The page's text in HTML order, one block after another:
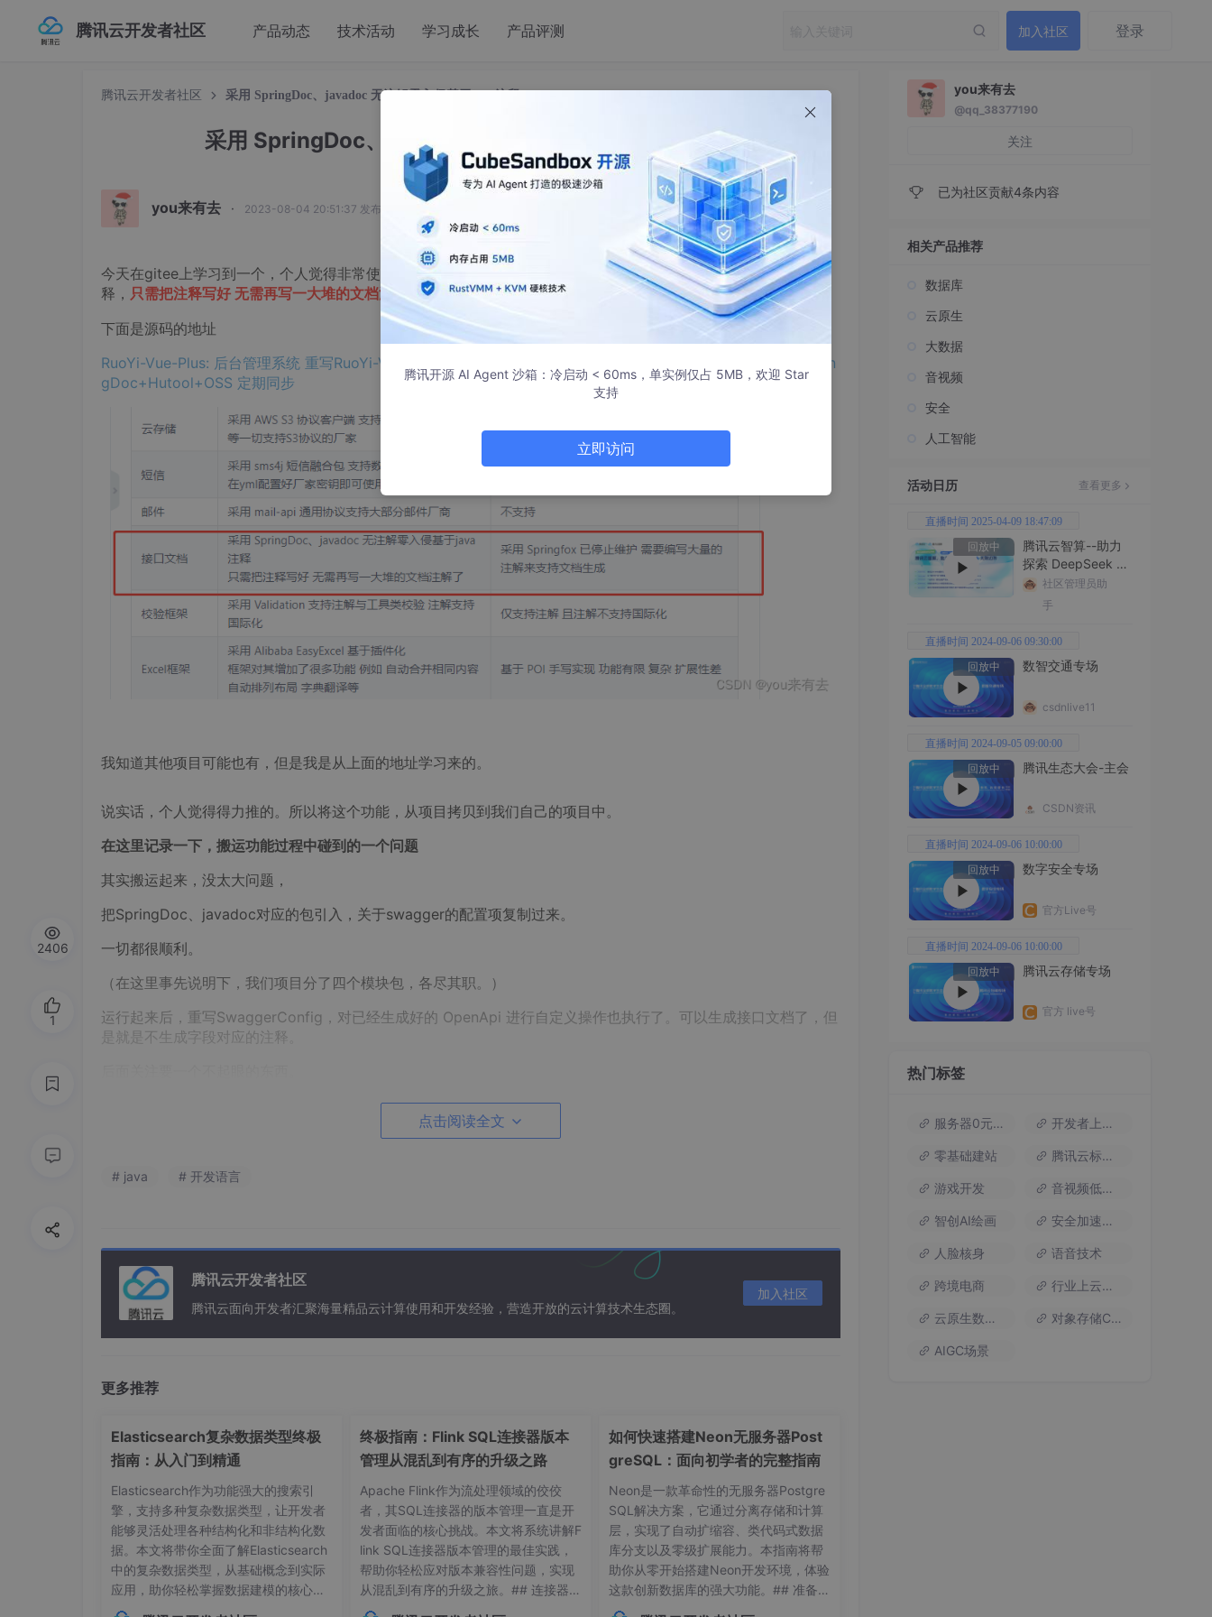
腾讯云开发者社区 产品动态 技术活动 学习成长 产品评测 加入社区 登录
腾讯云开发者社区 采用 SpringDoc、javadoc 无注解零入侵基于java注释
采用 SpringDoc、javadoc 无注解零入侵基于java注释
you来有去 · 2023-08-04 20:51:37 发布
今天在gitee上学习到一个，个人觉得非常使用的功能。就是采用 SpringDoc、javadoc 无注解零入侵基于java注
释， 只需把注释写好 无需再写一大堆的文档注解了。
下面是源码的地址
RuoYi-Vue-Plus: 后台管理系统 重写RuoYi-Vue所有功能 集成 Sa-Token+Mybatis-Plus+Jackson+Xxl-Job+Sprin
gDoc+Hutool+OSS 定期同步
我知道其他项目可能也有，但是我是从上面的地址学习来的。
说实话，个人觉得得力推的。所以将这个功能，从项目拷贝到我们自己的项目中。
在这里记录一下，搬运功能过程中碰到的一个问题
其实搬运起来，没太大问题，
把SpringDoc、javadoc对应的包引入，关于swagger的配置项复制过来。
一切都很顺利。
（在这里事先说明下，我们项目分了四个模块包，各尽其职。）
运行起来后，重写SwaggerConfig，对已经生成好的 OpenApi 进行自定义操作也执行了。可以生成接口文档了，但
是就是不生成字段对应的注释。
加上这个后，注解就生成了。
话。一般就是忘记加这个东西了。
博主新推出的gitee免费开源项目（商城+APP+小程序+H5），有兴趣的小伙伴可以了解一下。
生鲜商城kxmall-小程序 + App + 公众号H5: kxmall-生鲜商城+APP+小程序+H5。同时支持微信小程序、H5、安卓
App、苹果App。支持集群部署，单机部署。可用于B2C商城，O2O外卖，社区超市，生鲜【带配套骑手端配送系
统】。kxmall使用uniapp编码。使用Java开发,SpringBoot 2.1.x框架，MyBatis-plus持久层框架、Redis作为缓存、
点击阅读全文
# java # 开发语言
腾讯云开发者社区
腾讯云面向开发者汇聚海量精品云计算使用和开发经验，营造开放的云计算技术生态圈。
加入社区
更多推荐
Elasticsearch复杂数据类型终极
指南：从入门到精通
Elasticsearch作为功能强大的搜索引
擎，支持多种复杂数据类型，让开发者
能够灵活处理各种结构化和非结构化数
据。本文将带你全面了解Elasticsearch
中的复杂数据类型，从基础概念到实际
应用，助你轻松掌握数据建模的核心技
巧。## 内部对象：构建层级化数据结构
终极指南：Flink SQL连接器版本
管理从混乱到有序的升级之路
Apache Flink作为流处理领域的佼佼
者，其SQL连接器的版本管理一直是开
发者面临的核心挑战。本文将系统讲解F
link SQL连接器版本管理的最佳实践，
帮助你轻松应对版本兼容性问题，实现
从混乱到有序的升级之旅。## 连接器版
本管理的常见痛点 😫在Flink应用开发
如何快速搭建Neon无服务器Post
greSQL：面向初学者的完整指南
Neon是一款革命性的无服务器Postgre
SQL解决方案，它通过分离存储和计算
层，实现了自动扩缩容、类代码式数据
库分支以及零级扩展能力。本指南将帮
助你从零开始搭建Neon开发环境，体验
这款创新数据库的强大功能。## 准备工
作：环境要求与依赖项在开始搭建Neon
2406
1
you来有去
@qq_38377190
关注
已为社区贡献4条内容
相关产品推荐
数据库
云原生
大数据
音视频
安全
人工智能
活动日历 查看更多
直播时间 2025-04-09 18:47:09
回放中
腾讯云智算--助力
探索 DeepSeek 无
限边界社区管理员助
手
直播时间 2024-09-06 09:30:00
回放中
数智交通专场
csdnlive11
直播时间 2024-09-05 09:00:00
回放中
腾讯生态大会-主会
CSDN资讯
直播时间 2024-09-06 10:00:00
回放中
数字安全专场
官方Live号
直播时间 2024-09-06 10:00:00
回放中
腾讯云存储专场
官方 live号
热门标签
服务器0元试用 开发者上云包
零基础建站 腾讯云标杆案例
游戏开发 音视频低代码
智创AI绘画 安全加速流量
人脸核身 语音技术
跨境电商 行业上云方案
云原生数据库 对象存储COS
AIGC场景
腾讯开源 AI Agent 沙箱：冷启动 < 60ms，单实例仅占 5MB，欢迎 Star
支持
立即访问